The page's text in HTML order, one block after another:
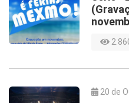
20 de